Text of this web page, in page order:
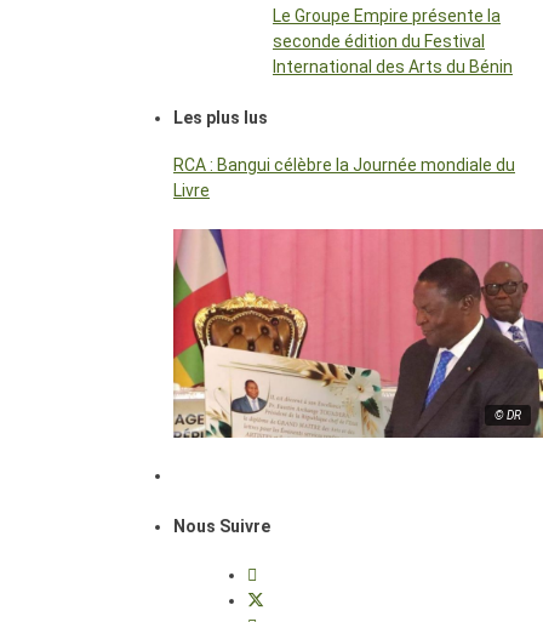
Le Groupe Empire présente la
seconde édition du Festival
International des Arts du Bénin
Les plus lus
RCA : Bangui célèbre la Journée mondiale du
Livre
© DR
Nous Suivre